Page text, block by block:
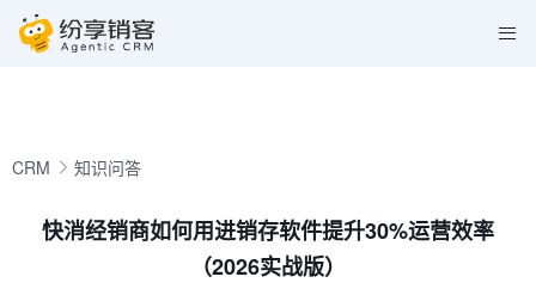
CRM 知识问答
快消经销商如何用进销存软件提升30%运营效率
（2026实战版）